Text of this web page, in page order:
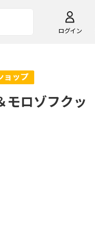
ログイン
モロゾフクッ